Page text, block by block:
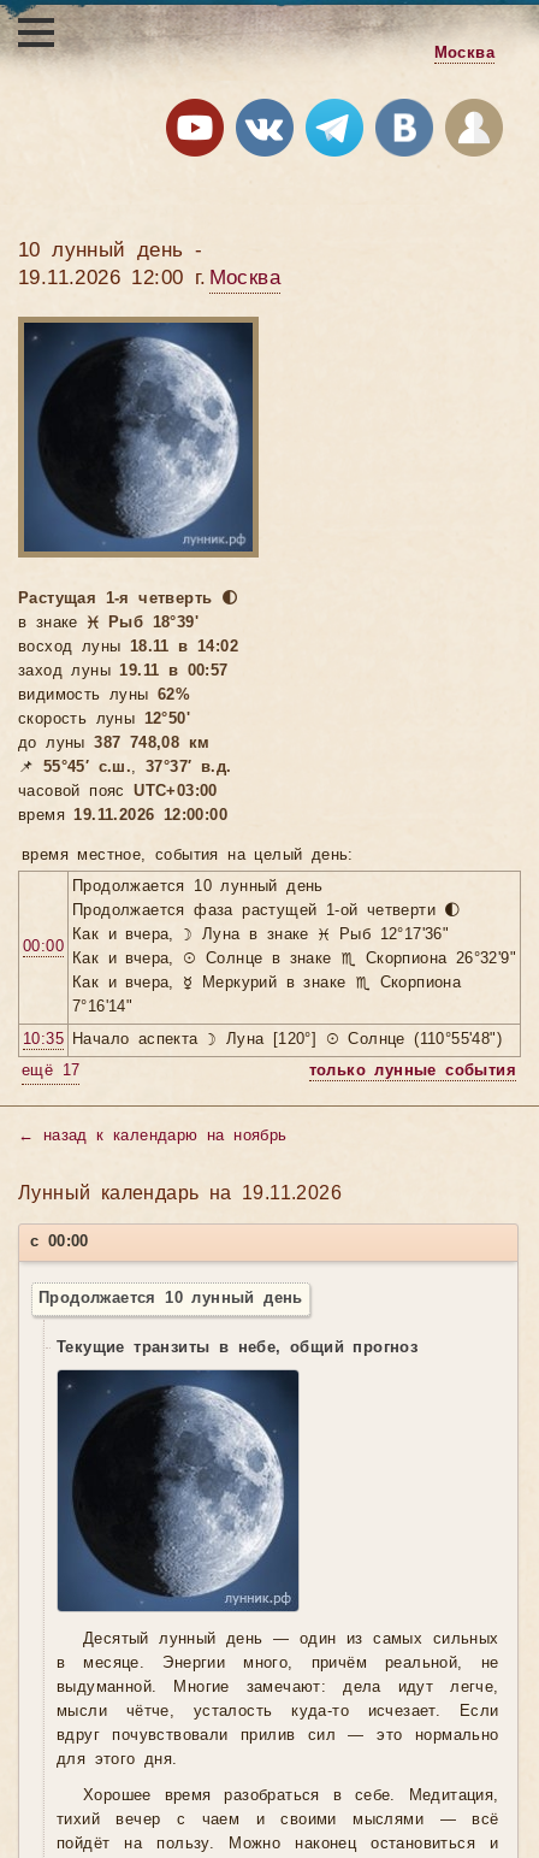
Москва
10 лунный день -
19.11.2026 12:00 г. Москва
Растущая 1-я четверть 🌓
в знаке ♓ Рыб 18°39'
восход луны 18.11 в 14:02
заход луны19.11 в 00:57
видимость луны 62%
скорость луны 12°50'
до луны387 748,08 км
📌 55°45′ с.ш.,37°37′ в.д.
часовой поясUTC+03:00
время19.11.2026 12:00:00
время местное, cобытия на целый день:
00:00
Продолжается 10 лунный день
Продолжается фаза растущей 1-ой четверти 🌓
Как и вчера, ☽ Луна в знаке ♓ Рыб 12°17'36"
Как и вчера, ☉ Солнце в знаке ♏ Скорпиона 26°32'9"
Как и вчера, ☿ Меркурий в знаке ♏ Скорпиона
7°16'14"
10:35 Начало аспекта ☽ Луна [120°] ☉ Солнце (110°55'48")
ещё 17
только лунные события
← назад к календарю на ноябрь
Лунный календарь на 19.11.2026
с 00:00
Продолжается 10 лунный день
Текущие транзиты в небе, общий прогноз
Десятый лунный день — один из самых сильных
в месяце. Энергии много, причём реальной, не
выдуманной. Многие замечают: дела идут легче,
мысли чётче, усталость куда-то исчезает. Если
вдруг почувствовали прилив сил — это нормально
для этого дня.
Хорошее время разобраться в себе. Медитация,
тихий вечер с чаем и своими мыслями — всё
пойдёт на пользу. Можно наконец остановиться и